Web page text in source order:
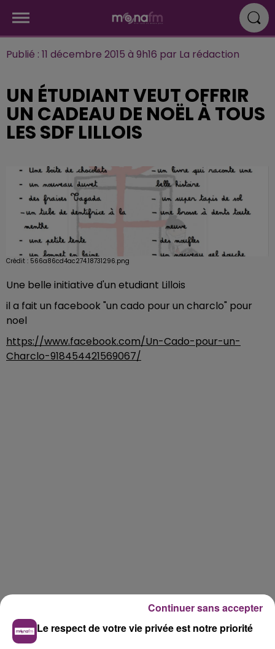
Publié : 11 décembre 2015 à 9h16 par La rédaction
UN ÉTUDIANT VEUT OFFRIR
UN CADEAU DE NOËL À TOUS
LES SDF LILLOIS
Crédit : 566a86cd4ac274.18731296.png
Une belle initiative d'un etudiant Lillois
il a fait un facebook "un cado pour un charclo" pour
noel
https://www.facebook.com/Un-Cado-pour-un-
Charclo-918454421569067/
Le respect de votre vie privée est notre priorité
Continuer sans accepter